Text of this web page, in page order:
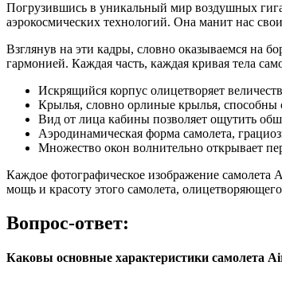
Погрузившись в уникальный мир воздушных
аэрокосмических технологий. Она манит нас
Взглянув на эти кадры, словно оказываемся на
гармонией. Каждая часть, каждая кривая тела
Искрящийся корпус олицетворяет
Крылья, словно орлиные крылья, способны
Вид от лица кабины позволяет ощутить
Аэродинамическая форма самолета,
Множество окон волнительно открывает
Каждое фотографическое изображение самолета
мощь и красоту этого самолета,
Вопрос-ответ:
Каковы основные характеристики самолета